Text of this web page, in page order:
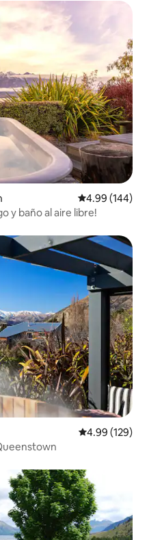
Calificación
4.99 (144)
y baño al aire libre!
Calificación
4.99 (129)